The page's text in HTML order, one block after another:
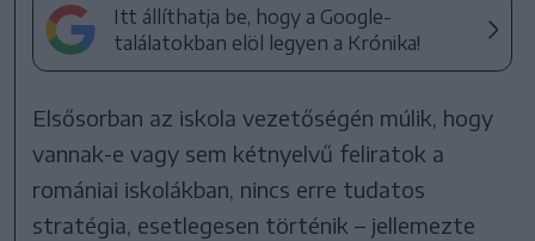
Itt állíthatja be, hogy a Google-
találatokban elöl legyen a Krónika!
Elsősorban az iskola vezetőségén múlik, hogy
vannak-e vagy sem kétnyelvű feliratok a
romániai iskolákban, nincs erre tudatos
stratégia, esetlegesen történik – jellemezte